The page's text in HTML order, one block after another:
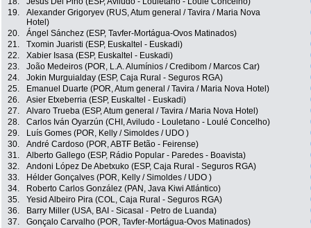
19.
Alexander Grigoryev (RUS, Atum general / Tavira / Maria Nova
Hotel)
20. Ángel Sánchez (ESP, Tavfer-Mortágua-Ovos Matinados)
21.
Txomin Juaristi (ESP, Euskaltel - Euskadi)
22.
Xabier Isasa (ESP, Euskaltel - Euskadi)
23.
João Medeiros (POR, L.A. Alumínios / Credibom / Marcos Car)
24.
Jokin Murguialday (ESP, Caja Rural - Seguros RGA)
25.
Emanuel Duarte (POR, Atum general / Tavira / Maria Nova Hotel)
26.
Asier Etxeberria (ESP, Euskaltel - Euskadi)
27.
Alvaro Trueba (ESP, Atum general / Tavira / Maria Nova Hotel)
28.
Carlos Iván Oyarzún (CHI, Aviludo - Louletano - Loulé Concelho)
29.
Luís Gomes (POR, Kelly / Simoldes / UDO )
30.
André Cardoso (POR, ABTF Betão - Feirense)
31.
Alberto Gallego (ESP, Rádio Popular - Paredes - Boavista)
32.
Andoni López De Abetxuko (ESP, Caja Rural - Seguros RGA)
33.
Hélder Gonçalves (POR, Kelly / Simoldes / UDO )
34.
Roberto Carlos González (PAN, Java Kiwi Atlántico)
35.
Yesid Albeiro Pira (COL, Caja Rural - Seguros RGA)
36.
Barry Miller (USA, BAI - Sicasal - Petro de Luanda)
37.
Gonçalo Carvalho (POR, Tavfer-Mortágua-Ovos Matinados)